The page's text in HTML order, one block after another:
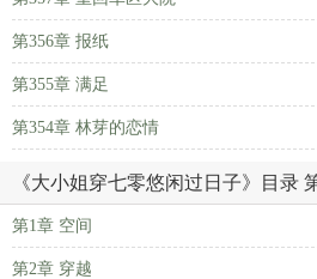
第356章 报纸
第355章 满足
第354章 林芽的恋情
《大小姐穿七零悠闲过日子》目录
第1章 空间
第2章 穿越